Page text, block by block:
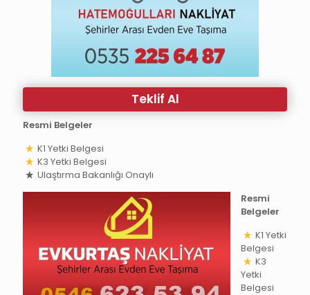
Teklif Al
Resmi Belgeler
K1 Yetki Belgesi
K3 Yetki Belgesi
Ulaştırma Bakanlığı Onaylı
Resmi
Belgeler
K1 Yetki
Belgesi
K3
Yetki
Belgesi